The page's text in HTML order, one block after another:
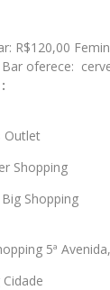
R$120,00
oferece:
Outlet
Shopping
Shopping
5ª